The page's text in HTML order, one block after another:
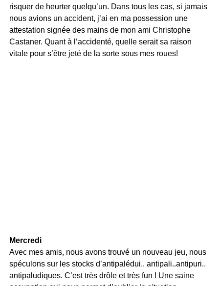
risquer de heurter quelqu’un. Dans tous les cas, si jamais
nous avions un accident, j’ai en ma possession une
attestation signée des mains de mon ami Christophe
Castaner. Quant à l’accidenté, quelle serait sa raison
vitale pour s’être jeté de la sorte sous mes roues!
Mercredi
Avec mes amis, nous avons trouvé un nouveau jeu, nous
spéculons sur les stocks d’antipalédui.. antipali..antipuri..
antipaludiques. C’est très drôle et très fun ! Une saine